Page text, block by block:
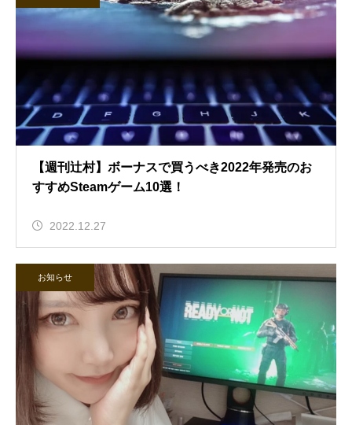
【週刊辻村】ボーナスで買うべき2022年発売のお
すすめSteamゲーム10選！
2022.12.27
お知らせ